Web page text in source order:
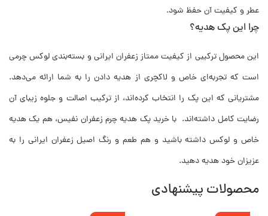
عطر و کیفیت آن حفظ شود.
چرا این پک هدیه؟
این محصول ترکیبی از کیفیت ممتاز زعفران ایرانی و بسته‌بندی لوکس چرمی
است که تجربه‌ای خاص و لاکچری از هدیه دادن را به شما ارائه می‌دهد.
مشتریانی که این پک را انتخاب کرده‌اند، از ترکیب اصالت و جلوه زیبای آن
رضایت کامل داشته‌اند. با خرید پک هدیه چرم زعفران نفیس، هم یک هدیه
خاص و لوکس داشته باشید و هم طعم و رنگ اصیل زعفران ایرانی را به
عزیزان خود هدیه دهید.
محصولات پیشنهادی